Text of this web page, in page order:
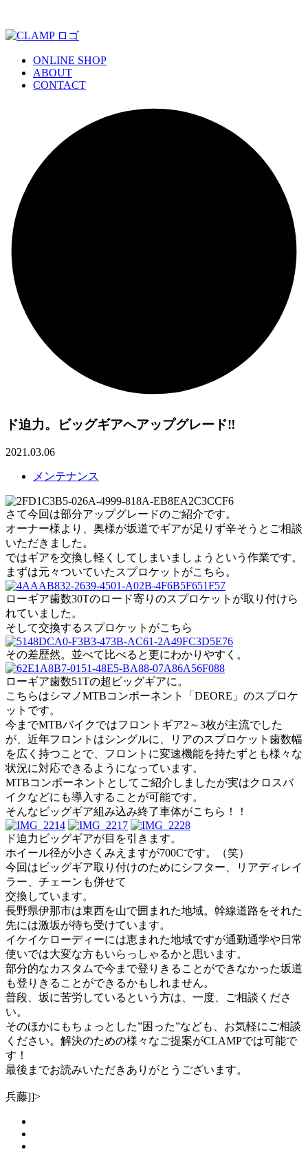
ONLINE SHOP
ABOUT
CONTACT
ド迫力。ビッグギアへアップグレード‼
2021.03.06
メンテナンス
さて今回は部分アップグレードのご紹介です。
オーナー様より、奥様が坂道でギアが足りず辛そうとご相談
いただきました。
ではギアを交換し軽くしてしまいましょうという作業です。
まずは元々ついていたスプロケットがこちら。
ローギア歯数30Tのロード寄りのスプロケットが取り付けら
れていました。
そして交換するスプロケットがこちら
その差歴然。並べて比べると更にわかりやすく。
ローギア歯数51Tの超ビッグギアに。
こちらはシマノMTBコンポーネント「DEORE」のスプロケ
ットです。
今までMTBバイクではフロントギア2～3枚が主流でした
が、近年フロントはシングルに、リアのスプロケット歯数幅
を広く持つことで、フロントに変速機能を持たずとも様々な
状況に対応できるようになっています。
MTBコンポーネントとしてご紹介しましたが実はクロスバ
イクなどにも導入することが可能です。
そんなビッグギア組み込み終了車体がこちら！！
ド迫力ビッグギアが目を引きます。
ホイール径が小さくみえますが700Cです。（笑）
今回はビッグギア取り付けのためにシフター、リアディレイ
ラー、チェーンも併せて
交換しています。
長野県伊那市は東西を山で囲まれた地域。幹線道路をそれた
先には激坂が待ち受けています。
イケイケローディーには恵まれた地域ですが通勤通学や日常
使いでは大変な方もいらっしゃるかと思います。
部分的なカスタムで今まで登りきることができなかった坂道
も登りきることができるかもしれません。
普段、坂に苦労しているという方は、一度、ご相談くださ
い。
そのほかにもちょっとした”困った”なども、お気軽にご相談
ください。解決のための様々なご提案がCLAMPでは可能で
す！
最後までお読みいただきありがとうございます。
兵藤]]>